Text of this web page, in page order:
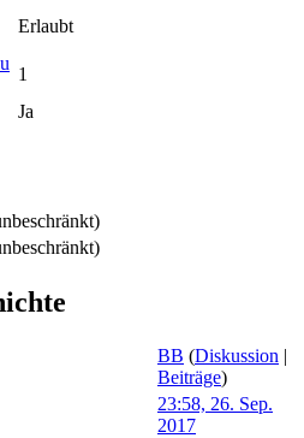
Erlaubt
1
Ja
BB (Diskussion
Beiträge)
23:58, 26. Sep.
2017